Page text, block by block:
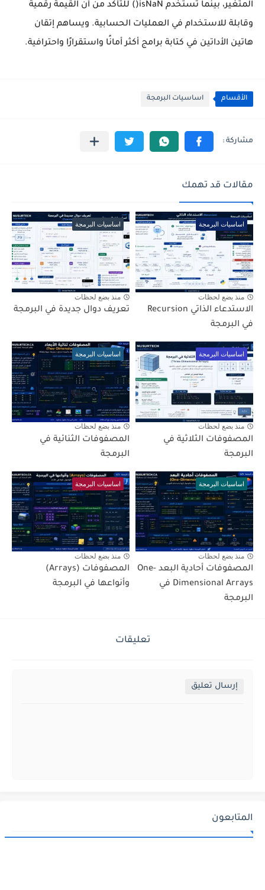
المتغير، بينما تُستخدم isNaN() للتأكد من أن القيمة رقمية
وقابلة للاستخدام في العمليات الحسابية. ويساهم إتقان
هاتين الأداتين في كتابة برامج أكثر أمانًا واستقرارًا واحترافية.
الأقسام اساسيات البرمجة
مقالات قد تهمك
اساسيات البرمجة
منذ بضع لحظات
الاستدعاء الذاتي Recursion
في البرمجة
اساسيات البرمجة
منذ بضع لحظات
تعريف دوال جديدة في البرمجة
اساسيات البرمجة
منذ بضع لحظات
المصفوفات الثلاثية في
البرمجة
اساسيات البرمجة
منذ بضع لحظات
المصفوفات الثنائية في
البرمجة
اساسيات البرمجة
منذ بضع لحظات
المصفوفات أحادية البعد One-
Dimensional Arrays في
البرمجة
اساسيات البرمجة
منذ بضع لحظات
المصفوفات (Arrays)
وأنواعها في البرمجة
تعليقات
إرسال تعليق
المتابعون